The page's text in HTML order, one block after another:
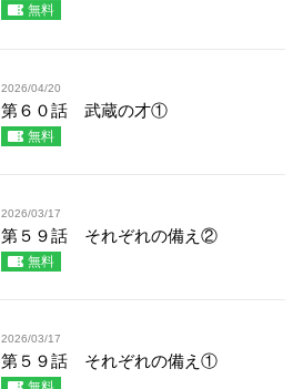
無料
2026/04/20
第６０話 武蔵の才①
無料
2026/03/17
第５９話 それぞれの備え②
無料
2026/03/17
第５９話 それぞれの備え①